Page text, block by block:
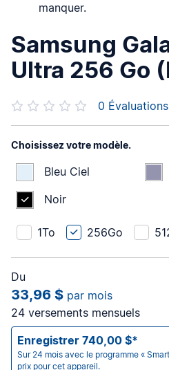
manquer.
Samsung
Ultra 256 Go
0 Évaluations
Choisissez votre modèle.
Bleu Ciel
Noir
1To 256Go
Du
33,96 $ par mois
24 versements mensuels
Enregistrer 740,00 $*
Sur 24 mois avec le programme «
prix pour cet appareil.